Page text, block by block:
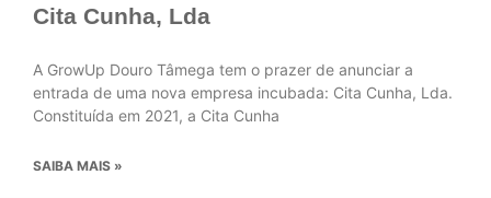
Cita Cunha, Lda
A GrowUp Douro Tâmega tem o prazer de anunciar a
entrada de uma nova empresa incubada: Cita Cunha, Lda.
Constituída em 2021, a Cita Cunha
SAIBA MAIS »